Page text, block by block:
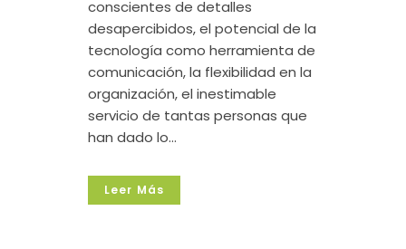
conscientes de detalles
desapercibidos, el potencial de la
tecnología como herramienta de
comunicación, la flexibilidad en la
organización, el inestimable
servicio de tantas personas que
han dado lo...
Leer Más